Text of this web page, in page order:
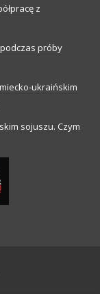
z
próby
ukraińskim
sojuszu. Czym